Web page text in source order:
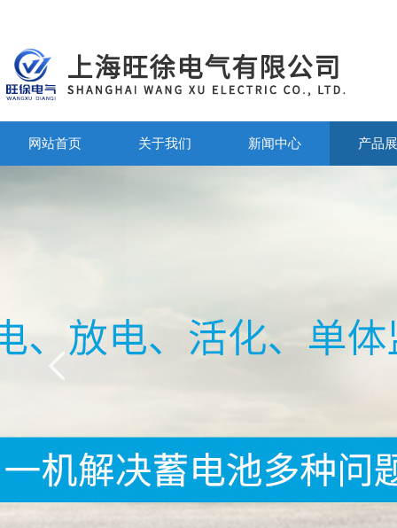
网站首页 关于我们 新闻中心 产品